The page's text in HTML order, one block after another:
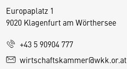
Europaplatz 1
9020 Klagenfurt am Wörthersee
+43 5 90904 777
wirtschaftskammer@wkk.or.at
D